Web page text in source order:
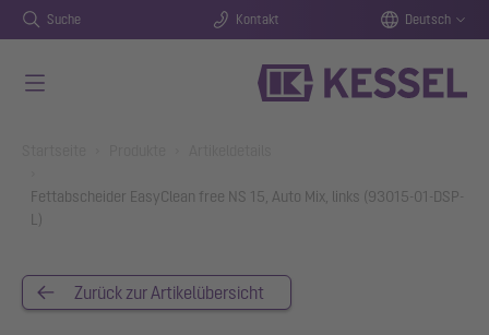
Suche Kontakt Deutsch
Fettabscheider EasyClean free NS 15, Auto Mix, links (93015-01-DSP-
L)
Zurück zur Artikelübersicht